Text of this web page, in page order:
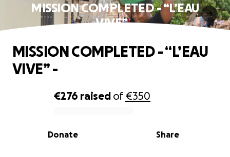
MISSION COMPLETED - “L’EAU
VIVE” -
0% complete
€276 raised of€350
Share
Donate
MISSION COMPLETED - “L’EAU
VIVE” -